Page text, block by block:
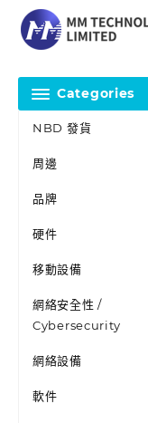
Categories
NBD 發貨
周邊
品牌
硬件
移動設備
網絡安全性 /
Cybersecurity
網絡設備
軟件